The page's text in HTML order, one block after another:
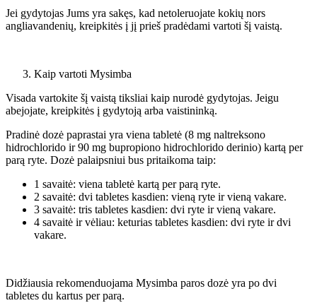
Jei gydytojas Jums yra sakęs, kad netoleruojate kokių nors
angliavandenių, kreipkitės į jį prieš pradėdami vartoti šį vaistą.
Kaip vartoti Mysimba
Visada vartokite šį vaistą tiksliai kaip nurodė gydytojas. Jeigu
abejojate, kreipkitės į gydytoją arba vaistininką.
Pradinė dozė paprastai yra viena tabletė (8 mg naltreksono
hidrochlorido ir 90 mg bupropiono hidrochlorido derinio) kartą per
parą ryte. Dozė palaipsniui bus pritaikoma taip:
1 savaitė: viena tabletė kartą per parą ryte.
2 savaitė: dvi tabletes kasdien: vieną ryte ir vieną vakare.
3 savaitė: tris tabletes kasdien: dvi ryte ir vieną vakare.
4 savaitė ir vėliau: keturias tabletes kasdien: dvi ryte ir dvi
vakare.
Didžiausia rekomenduojama Mysimba paros dozė yra po dvi
tabletes du kartus per parą.